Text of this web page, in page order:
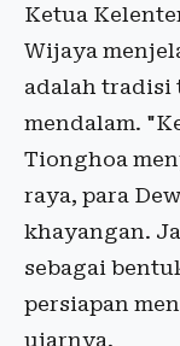
Ketua
Wijaya
adalah tradisi
mendalam.
Tionghoa
raya, para
khayangan.
sebagai
persiapan
ujarnya.